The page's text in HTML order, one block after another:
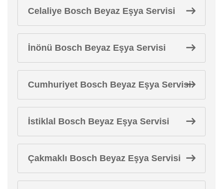
Celaliye Bosch Beyaz Eşya Servisi
İnönü Bosch Beyaz Eşya Servisi
Cumhuriyet Bosch Beyaz Eşya Servisi
İstiklal Bosch Beyaz Eşya Servisi
Çakmaklı Bosch Beyaz Eşya Servisi